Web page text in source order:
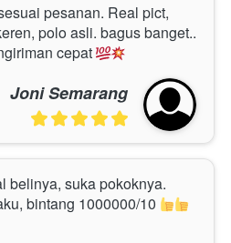
pesanan. Real pict,
polo asli. bagus banget..
cepat
Joni Semarang
belinya, suka pokoknya.
bintang 1000000/10